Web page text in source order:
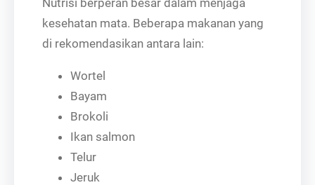
Nutrisi berperan besar dalam menjaga
kesehatan mata. Beberapa makanan yang
di rekomendasikan antara lain:
Wortel
Bayam
Brokoli
Ikan salmon
Telur
Jeruk